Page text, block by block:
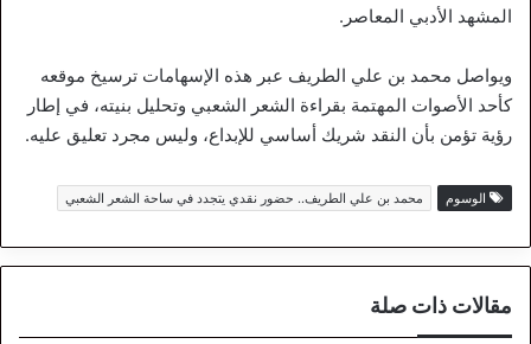
المشهد الأدبي المعاصر.
ويواصل محمد بن علي الطريف عبر هذه الإسهامات ترسيخ موقعه
كأحد الأصوات المهتمة بقراءة الشعر الشعبي وتحليل بنيته، في إطار
رؤية تؤمن بأن النقد شريك أساسي للإبداع، وليس مجرد تعليق عليه.
الوسوم محمد بن علي الطريف.. حضور نقدي يتجدد في ساحة الشعر الشعبي
مقالات ذات صلة